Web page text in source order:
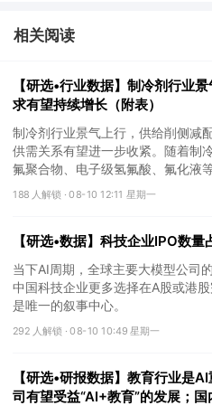
相关阅读
【研选•行业数据】制冷剂行业
求有望持续增长（附表）
制冷剂行业景气上行，供给削侧减
供需关系有望进一步收紧。随着制
氟聚合物、电子级氢氟酸、氟化液
二增长极，在AI算力、半导体国产
阔。
188 人解锁 ·08-10 12:11 星期一
【研选•数据】科技企业IPO数量
当下AI周期，全球主要大模型公司
中国科技企业更多选择在A股或港
是唯一的叙事中心。
292 人解锁 ·08-10 10:49 星期一
【研选•研报数据】教育行业是
司有望受益“AI+教育”的发展；